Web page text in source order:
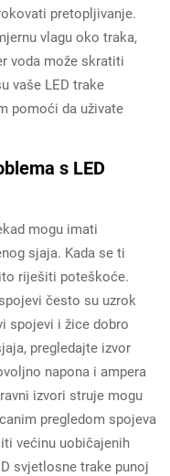
pretopljivanje.
vlagu oko traka,
voda može skratiti
vaše LED trake
pomoći da uživatе
s LED
mogu imati
sjaja. Kada se ti
riješiti poteškoće.
često su uzrok
spojevi i žice dobro
pregledajte izvor
napona i ampera
izvori struje mogu
pregledom spojeva
većinu uobičajenih
svjetlosne trake punoj